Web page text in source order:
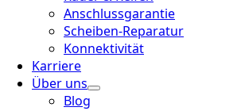
Anschlussgarantie
Scheiben-Reparatur
Konnektivität
Karriere
Über uns
Blog